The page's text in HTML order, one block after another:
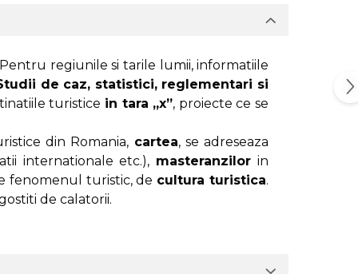
regiunile si tarile lumii, informatiile
de caz, statistici, reglementari si
turistice in tara „x”, proiecte ce se
din Romania, cartea, se adreseaza
internationale etc.), masteranzilorin
fenomenul turistic, de cultura turistica.
de calatorii.